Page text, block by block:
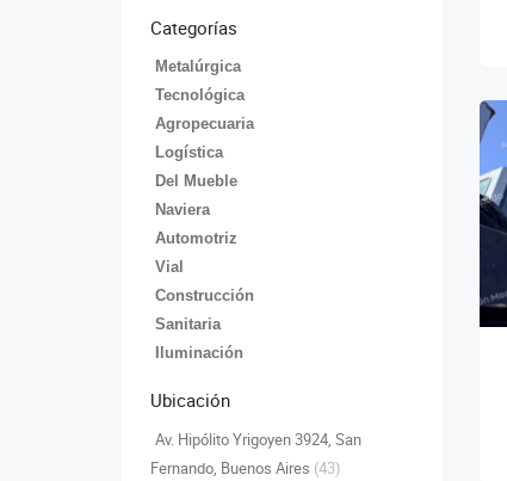
Categorías
Metalúrgica
Tecnológica
Agropecuaria
Logística
Del Mueble
Naviera
Automotriz
Vial
Construcción
Sanitaria
Iluminación
Ubicación
Av. Hipólito Yrigoyen 3924, San
Fernando, Buenos Aires (43)